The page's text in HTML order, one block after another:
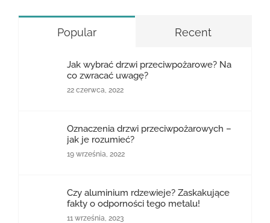
Popular Recent
Jak wybrać drzwi przeciwpożarowe? Na
co zwracać uwagę?
22 czerwca, 2022
Oznaczenia drzwi przeciwpożarowych –
jak je rozumieć?
19 września, 2022
Czy aluminium rdzewieje? Zaskakujące
fakty o odporności tego metalu!
11 września, 2023